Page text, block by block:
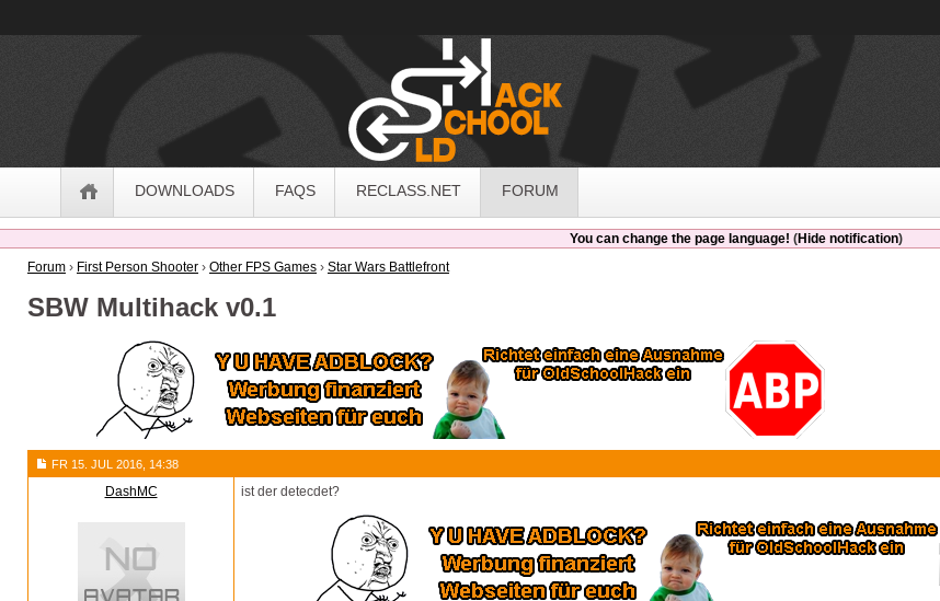
DOWNLOADS FAQS RECLASS.NET FORUM
You can change the page language! (Hide notification)
Forum › First Person Shooter › Other FPS Games › Star Wars Battlefront
SBW Multihack v0.1
FR 15. JUL 2016, 14:38
DashMC ist der detecdet?